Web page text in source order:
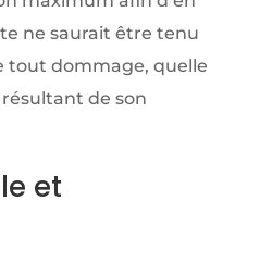
ne saurait être tenu
tout dommage, quelle
de son
et